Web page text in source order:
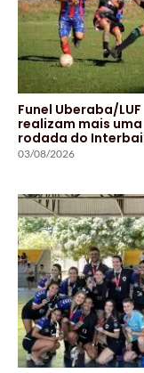
Funel Uberaba/LUF
realizam mais uma
rodada do
03/08/2026